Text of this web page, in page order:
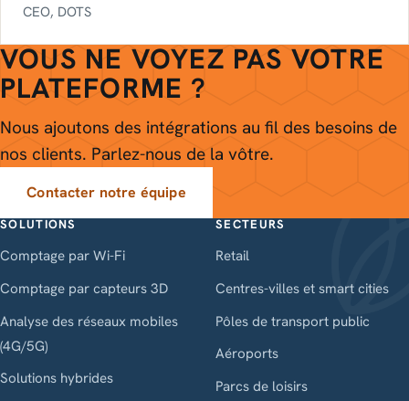
CEO, DOTS
VOUS NE VOYEZ PAS VOTRE
PLATEFORME ?
Nous ajoutons des intégrations au fil des besoins de
nos clients. Parlez-nous de la vôtre.
Contacter notre équipe
SOLUTIONS
Comptage par Wi-Fi
Comptage par capteurs 3D
Analyse des réseaux mobiles
(4G/5G)
Solutions hybrides
SECTEURS
Retail
Centres-villes et smart cities
Pôles de transport public
Aéroports
Parcs de loisirs